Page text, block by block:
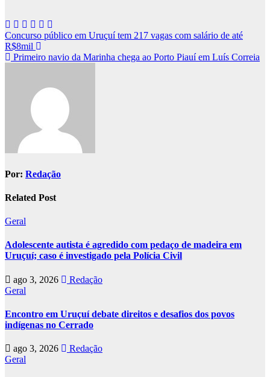
Navegação
de
Concurso público em Uruçuí tem 217 vagas com salário de até
R$8mil
Primeiro navio da Marinha chega ao Porto Piauí em Luís Correia
Por: Redação
Related Post
Geral
Adolescente autista é agredido com pedaço de madeira em
Uruçuí; caso é investigado pela Polícia Civil
ago 3, 2026
Redação
Geral
Encontro em Uruçuí debate direitos e desafios dos povos
indígenas no Cerrado
ago 3, 2026
Redação
Geral